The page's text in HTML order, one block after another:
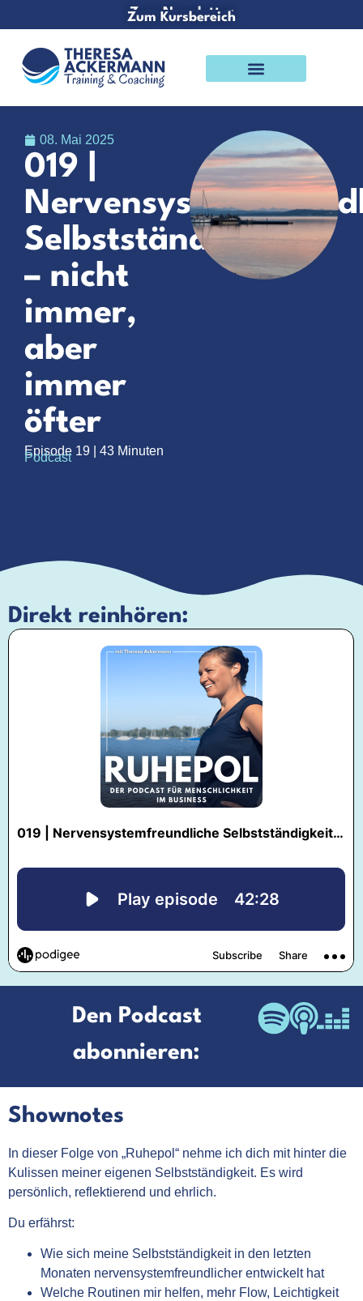
Zum Newsletter
Zum Kursbereich
08. Mai 2025
019 |
Selbstständigkeit
– nicht
immer,
aber
immer
öfter
Episode 19 | 43 Minuten
Podcast
Direkt reinhören:
Den Podcast
abonnieren:
Shownotes
In dieser Folge von „Ruhepol“ nehme ich dich mit hinter die
Kulissen meiner eigenen Selbstständigkeit. Es wird
persönlich, reflektierend und ehrlich.
Du erfährst:
Wie sich meine Selbstständigkeit in den letzten
Monaten nervensystemfreundlicher entwickelt hat
Welche Routinen mir helfen, mehr Flow, Leichtigkeit